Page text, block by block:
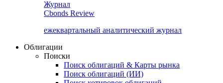
Cbonds Review
ежеквартальный аналитический журнал
Облигации